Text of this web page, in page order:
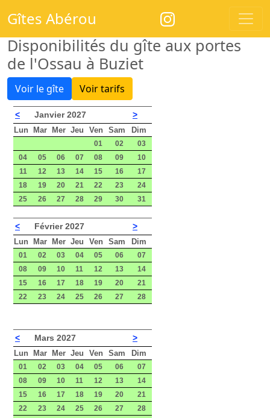
Gîtes Abérou
Disponibilités du gîte aux portes
de l'Ossau à Buziet
Voir le gîte Voir tarifs
< Janvier 2027 >
Lun Mar Mer Jeu Ven Sam Dim
01 02
03
04
05 06 07 08 09
10
11
12 13 14 15 16
17
18
19 20 21 22 23
24
25
26 27 28 29 30 31
< Février 2027 >
Lun Mar Mer Jeu Ven Sam Dim
01 02 03 04 05 06
07
08
09 10 11 12 13
14
15
16 17 18 19 20
21
22
23 24 25 26 27 28
< Mars 2027 >
Lun Mar Mer Jeu Ven Sam Dim
01 02 03 04 05 06
07
08
09 10 11 12 13
14
15
16 17 18 19 20
21
22
23 24 25 26 27
28